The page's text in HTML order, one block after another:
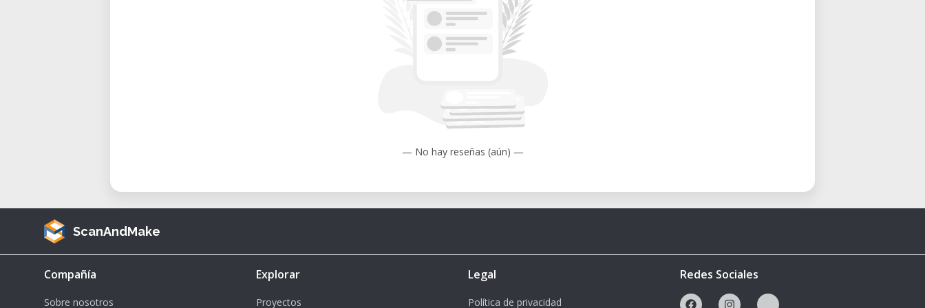
• Geeignet für: Studierende, Designer:innen, Modellbauer:innen,
• Software: iModela Creator / kompatibel mit G-Code (über Umwege)
• Formatunterstützung: STL, DXF, weitere über Konvertierung
Anwendungsbereiche
• Schmuckdesign: Bearbeitung von Wachsrohlingen für Gussverfahren.
• Kunst & Gestaltung: Umsetzung kreativer Ideen in Fräsformen – ideal für
— No hay reseñas (aún) —
ScanAndMake
Compañía
Sobre nosotros
Explorar
Proyectos
Legal
Política de privacidad
Redes Sociales